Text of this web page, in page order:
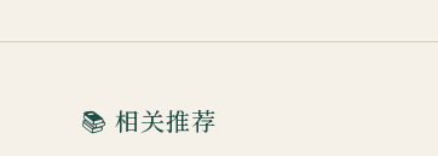
📚 相关推荐